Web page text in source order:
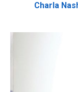
Charla